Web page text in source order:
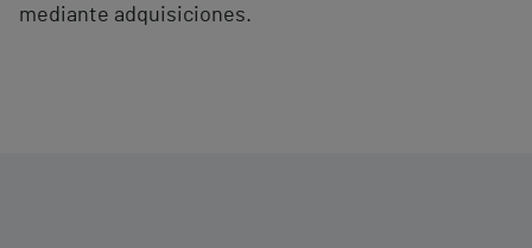
mediante adquisiciones.